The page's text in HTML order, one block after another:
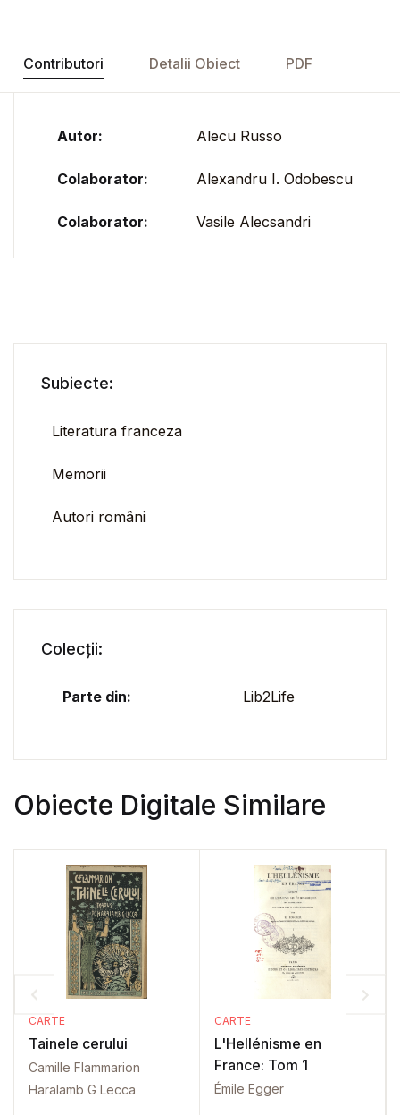
Contributori Detalii Obiect PDF
Autor: Alecu Russo
Colaborator: Alexandru I. Odobescu
Colaborator: Vasile Alecsandri
Subiecte:
Literatura franceza
Memorii
Autori români
Colecții:
Parte din: Lib2Life
Obiecte Digitale Similare
CARTE
Tainele cerului
Camille Flammarion
Haralamb G Lecca
CARTE
L'Hellénisme en
France: Tom 1
Émile Egger